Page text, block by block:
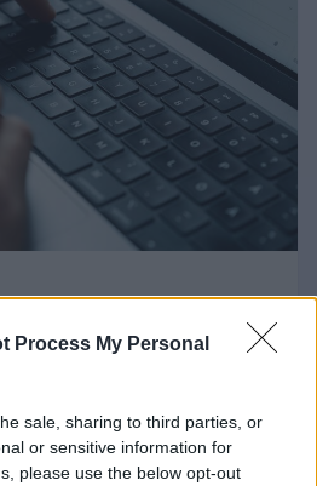
Process My Personal
sale, sharing to third parties, or
or sensitive information for
please use the below opt-out
ilmoittaminen
malli Finago